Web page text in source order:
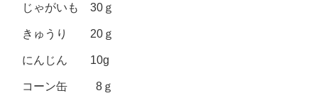
じゃがいも 30ｇ
きゅうり 20ｇ
にんじん 10g
コーン缶 8ｇ